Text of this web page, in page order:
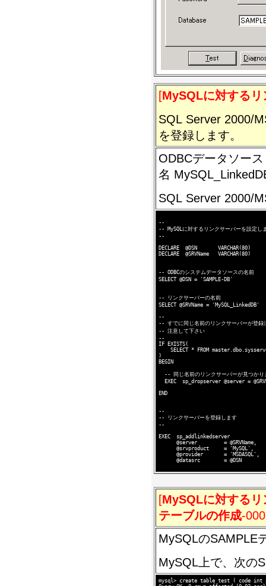
[MySQLに対する
SQL Server 2000/
を登録します。
ODBCデータソー
名
SQL Server 2000/
--
-- MySQLに対するリンクサーバーを設定し
--
DECLARE  @DSN       VARCHAR(80)
DECLARE  @SRVName   VARCHAR(80)
-- ODBCのシステムデータソースの名前
SELECT @DSN = 'SAMPLE-DB'
-- リンクサーバーの名前
SELECT @SRVName = 'MySQL_LinkedDB'
--
-- すでに同じ名前のリンクサーバーが登録
-- 注意して下さい
--
IF EXISTS(
SELECT * FROM
)
BEGIN
-- 同じ名前のリンクサーバーが見つかり
EXEC  sp_dropserver @server =
END
--
-- リンクサーバーを登録します
--
EXEC  sp_addlinkedserver
      @server         = @SRVName,
      @srvproduct     = 'MySQL',
      @provider       = 'MSDASQL',
      @datasrc        = @DSN
[MySQLに対する
テーブルの作成-
MySQLのSAMPLE
MySQL上で、次の
mysql> create table test ( code int